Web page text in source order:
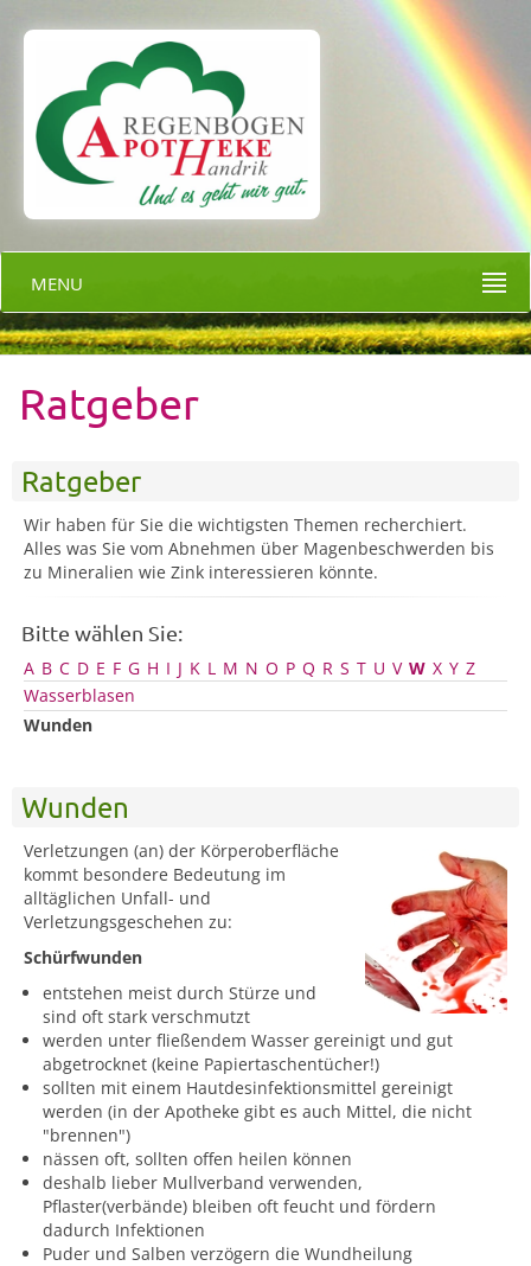
MENU
Ratgeber
Ratgeber
Wir haben für Sie die wichtigsten Themen recherchiert.
Alles was Sie vom Abnehmen über Magenbeschwerden bis
zu Mineralien wie Zink interessieren könnte.
Bitte wählen Sie:
A B C D E F G H I J K L M N O P Q R S T U V W X Y Z
Wasserblasen
Wunden
Wunden
Verletzungen (an) der Körperoberfläche
kommt besondere Bedeutung im
alltäglichen Unfall- und
Verletzungsgeschehen zu:
Schürfwunden
entstehen meist durch Stürze und
sind oft stark verschmutzt
werden unter fließendem Wasser gereinigt und gut
abgetrocknet (keine Papiertaschentücher!)
sollten mit einem Hautdesinfektionsmittel gereinigt
werden (in der Apotheke gibt es auch Mittel, die nicht
"brennen")
nässen oft, sollten offen heilen können
deshalb lieber Mullverband verwenden,
Pflaster(verbände) bleiben oft feucht und fördern
dadurch Infektionen
Puder und Salben verzögern die Wundheilung